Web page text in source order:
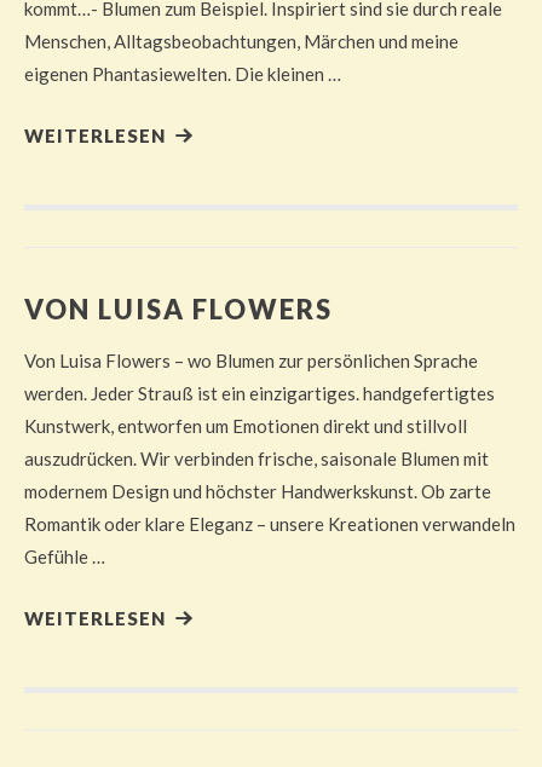
kommt…- Blumen zum Beispiel. Inspiriert sind sie durch reale
Menschen, Alltagsbeobachtungen, Märchen und meine
eigenen Phantasiewelten. Die kleinen …
WEITERLESEN
VON LUISA FLOWERS
Von Luisa Flowers – wo Blumen zur persönlichen Sprache
werden. Jeder Strauß ist ein einzigartiges. handgefertigtes
Kunstwerk, entworfen um Emotionen direkt und stillvoll
auszudrücken. Wir verbinden frische, saisonale Blumen mit
modernem Design und höchster Handwerkskunst. Ob zarte
Romantik oder klare Eleganz – unsere Kreationen verwandeln
Gefühle …
WEITERLESEN